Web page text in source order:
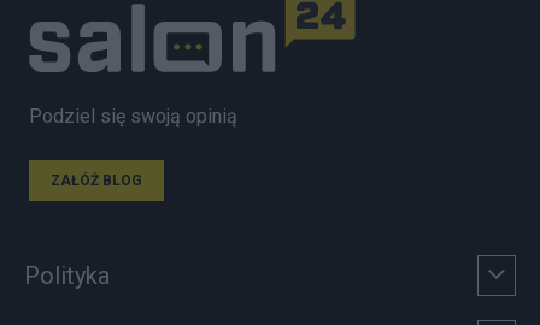
Podziel się swoją opinią
ZAŁÓŻ BLOG
Polityka